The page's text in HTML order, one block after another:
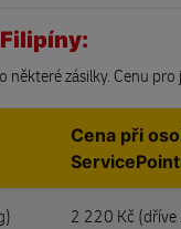
některé zásilky. Cenu
Cena při
2 220 Kč (